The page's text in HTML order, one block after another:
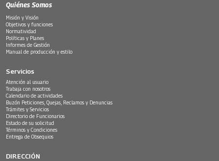
Quiénes Somos
Misión y Visión
Objetivos y funciones
Normatividad
Políticas y Planes
Informes de Gestión
Manual de producción y estilo
Servicios
Atención al usuario
Trabaja con nosotros
Calendario de actividades
Buzón Peticiones, Quejas, Reclamos y Denuncias
Trámites y Servicios
Directorio de Funcionarios
Estado de su solicitud
Términos y Condiciones
Entrega de Obsequios
DIRECCIÓN